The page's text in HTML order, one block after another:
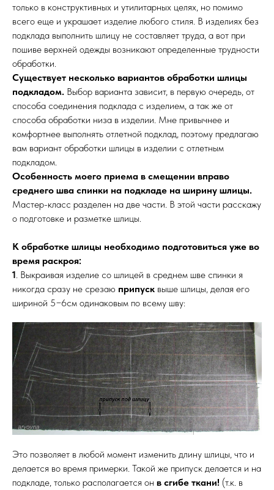
только в конструктивных и утилитарных целях, но помимо
всего еще и украшает изделие любого стиля. В изделиях без
подклада выполнить шлицу не составляет труда, а вот при
пошиве верхней одежды возникают определенные трудности
обработки.
Существует несколько вариантов обработки шлицы
подкладом. Выбор варианта зависит, в первую очередь, от
способа соединения подклада с изделием, а так же от
способа обработки низа в изделии. Мне привычнее и
комфортнее выполнять отлетной подклад, поэтому предлагаю
вам вариант обработки шлицы в изделии с отлетным
подкладом.
Особенность моего приема в смещении вправо
среднего шва спинки на подкладе на ширину шлицы.
Мастер-класс разделен на две части. В этой части расскажу
о подготовке и разметке шлицы.
К обработке шлицы необходимо подготовиться уже во
время раскроя:
1. Выкраивая изделие со шлицей в среднем шве спинки я
никогда сразу не срезаю припуск выше шлицы, делая его
шириной 5−6см одинаковым по всему шву:
Это позволяет в любой момент изменить длину шлицы, что и
делается во время примерки. Такой же припуск делается и на
подкладе, только располагается он в сгибе ткани! (т.к. в